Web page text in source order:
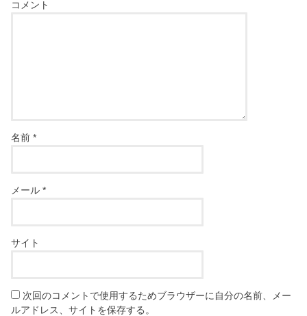
コメント
名前*
メール*
サイト
次回のコメントで使用するためブラウザーに自分の名前、メー
ルアドレス、サイトを保存する。